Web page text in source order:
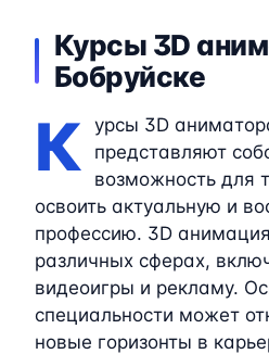
Курсы 3D
Бобруйске
К
урсы 3D
представляют
возможность для
освоить актуальную и
профессию. 3D
различных сферах,
видеоигры и рекламу.
специальности может
новые горизонты в